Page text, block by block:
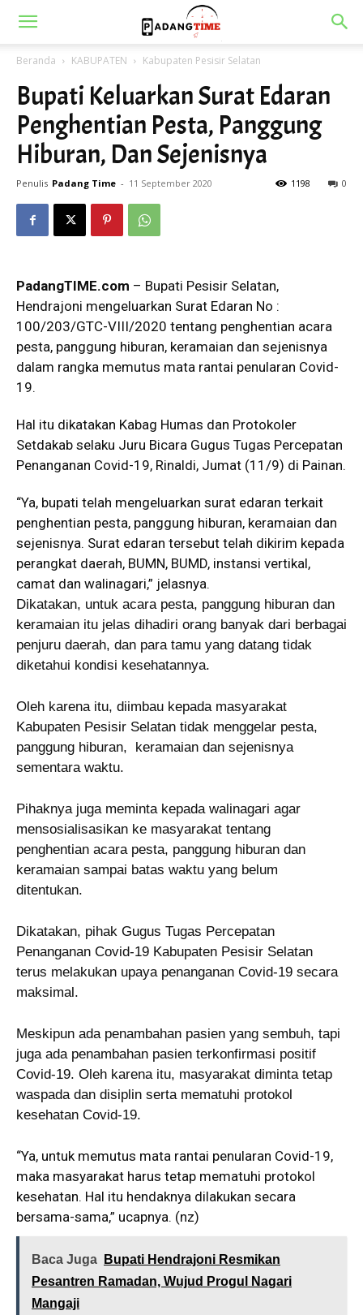
Beranda KABUPATEN Kabupaten Pesisir Selatan
Bupati Keluarkan Surat Edaran
Penghentian Pesta, Panggung
Hiburan, Dan Sejenisnya
Penulis Padang Time - 11 September 2020 0
1198
PadangTIME.com – Bupati Pesisir Selatan,
Hendrajoni mengeluarkan Surat Edaran No :
100/203/GTC-VIII/2020 tentang penghentian acara
pesta, panggung hiburan, keramaian dan sejenisnya
dalam rangka memutus mata rantai penularan Covid-
19.
Hal itu dikatakan Kabag Humas dan Protokoler
Setdakab selaku Juru Bicara Gugus Tugas Percepatan
Penanganan Covid-19, Rinaldi, Jumat (11/9) di Painan.
“Ya, bupati telah mengeluarkan surat edaran terkait
penghentian pesta, panggung hiburan, keramaian dan
sejenisnya. Surat edaran tersebut telah dikirim kepada
perangkat daerah, BUMN, BUMD, instansi vertikal,
camat dan walinagari,” jelasnya.
Dikatakan, untuk acara pesta, panggung hiburan dan
keramaian itu jelas dihadiri orang banyak dari berbagai
penjuru daerah, dan para tamu yang datang tidak
diketahui kondisi kesehatannya.
Oleh karena itu, diimbau kepada masyarakat
Kabupaten Pesisir Selatan tidak menggelar pesta,
panggung hiburan, keramaian dan sejenisnya
sementara waktu.
Pihaknya juga meminta kepada walinagari agar
mensosialisasikan ke masyarakat tentang
penghentian acara pesta, panggung hiburan dan
keramaian sampai batas waktu yang belum
ditentukan.
Dikatakan, pihak Gugus Tugas Percepatan
Penanganan Covid-19 Kabupaten Pesisir Selatan
terus melakukan upaya penanganan Covid-19 secara
maksimal.
Meskipun ada penambahan pasien yang sembuh, tapi
juga ada penambahan pasien terkonfirmasi positif
Covid-19. Oleh karena itu, masyarakat diminta tetap
waspada dan disiplin serta mematuhi protokol
kesehatan Covid-19.
“Ya, untuk memutus mata rantai penularan Covid-19,
maka masyarakat harus tetap mematuhi protokol
kesehatan. Hal itu hendaknya dilakukan secara
bersama-sama,” ucapnya. (nz)
Baca Juga
Bupati Hendrajoni Resmikan
Pesantren Ramadan, Wujud Progul Nagari
Mangaji